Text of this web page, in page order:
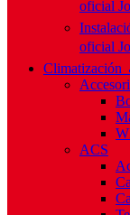
oficial
oficial
Climatización
ACS